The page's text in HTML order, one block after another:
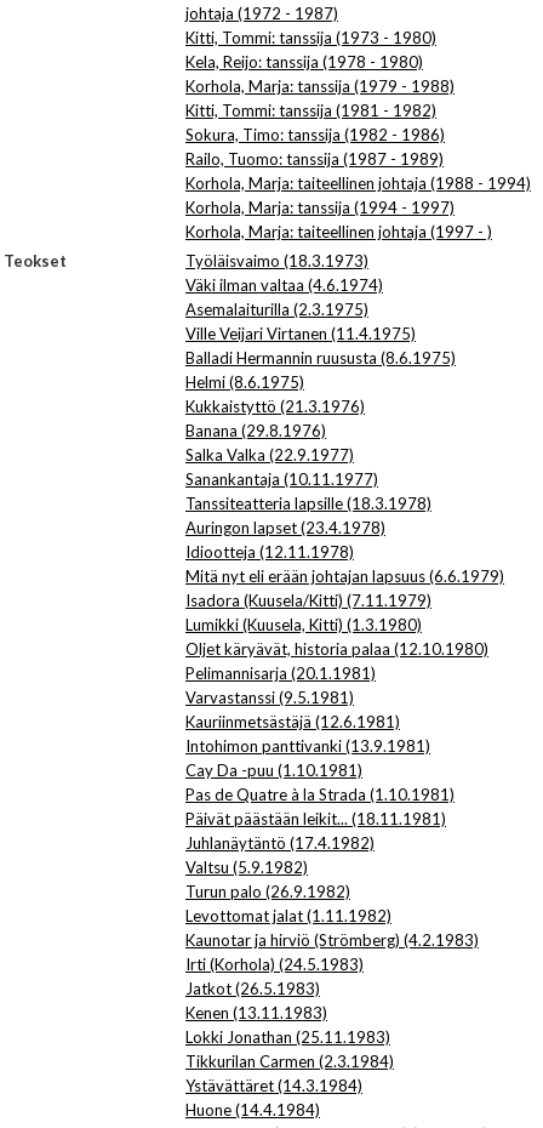
johtaja (1972 - 1987)
Kitti, Tommi: tanssija (1973 - 1980)
Kela, Reijo: tanssija (1978 - 1980)
Korhola, Marja: tanssija (1979 - 1988)
Kitti, Tommi: tanssija (1981 - 1982)
Sokura, Timo: tanssija (1982 - 1986)
Railo, Tuomo: tanssija (1987 - 1989)
Korhola, Marja: taiteellinen johtaja (1988 - 1994)
Korhola, Marja: tanssija (1994 - 1997)
Korhola, Marja: taiteellinen johtaja (1997 - )
Teokset
Työläisvaimo (18.3.1973)
Väki ilman valtaa (4.6.1974)
Asemalaiturilla (2.3.1975)
Ville Veijari Virtanen (11.4.1975)
Balladi Hermannin ruususta (8.6.1975)
Helmi (8.6.1975)
Kukkaistyttö (21.3.1976)
Banana (29.8.1976)
Salka Valka (22.9.1977)
Sanankantaja (10.11.1977)
Tanssiteatteria lapsille (18.3.1978)
Auringon lapset (23.4.1978)
Idiootteja (12.11.1978)
Mitä nyt eli erään johtajan lapsuus (6.6.1979)
Isadora (Kuusela/Kitti) (7.11.1979)
Lumikki (Kuusela, Kitti) (1.3.1980)
Oljet käryävät, historia palaa (12.10.1980)
Pelimannisarja (20.1.1981)
Varvastanssi (9.5.1981)
Kauriinmetsästäjä (12.6.1981)
Intohimon panttivanki (13.9.1981)
Cay Da -puu (1.10.1981)
Pas de Quatre à la Strada (1.10.1981)
Päivät päästään leikit... (18.11.1981)
Juhlanäytäntö (17.4.1982)
Valtsu (5.9.1982)
Turun palo (26.9.1982)
Levottomat jalat (1.11.1982)
Kaunotar ja hirviö (Strömberg) (4.2.1983)
Irti (Korhola) (24.5.1983)
Jatkot (26.5.1983)
Kenen (13.11.1983)
Lokki Jonathan (25.11.1983)
Tikkurilan Carmen (2.3.1984)
Ystävättäret (14.3.1984)
Huone (14.4.1984)